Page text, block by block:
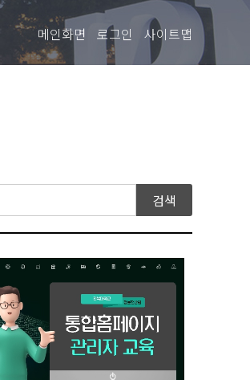
메인화면 로그인 사이트맵